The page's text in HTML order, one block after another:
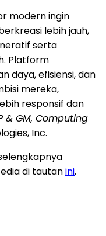
modern ingin
lebih jauh,
serta
Platform
daya, efisiensi, dan
mereka,
responsif dan
& GM, Computing
Inc.
di tautanini.